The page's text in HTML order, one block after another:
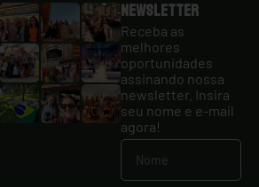
Newsletter
Receba as
melhores
oportunidades
assinando nossa
newsletter. Insira
seu nome e e-mail
agora!